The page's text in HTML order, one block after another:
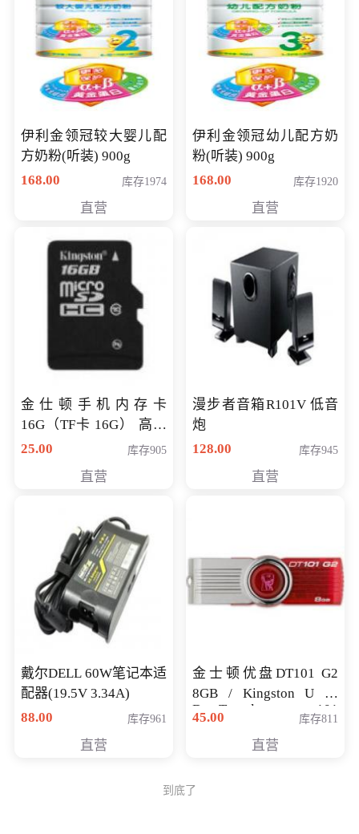
伊利金领冠较大婴儿配
方奶粉(听装) 900g
168.00
库存1974
直营
伊利金领冠幼儿配方奶
粉(听装) 900g
168.00
库存1920
直营
金仕顿手机内存卡
16G（TF卡 16G） 高速
卡 CLASS 10
25.00 库存905
直营
漫步者音箱R101V 低音
炮
128.00
库存945
直营
戴尔DELL 60W笔记本适
配器(19.5V 3.34A)
88.00
库存961
直营
金士顿优盘DT101 G2
8GB / Kingston U 盘
DataTraveler 101
Generati
45.00 库存811
直营
到底了